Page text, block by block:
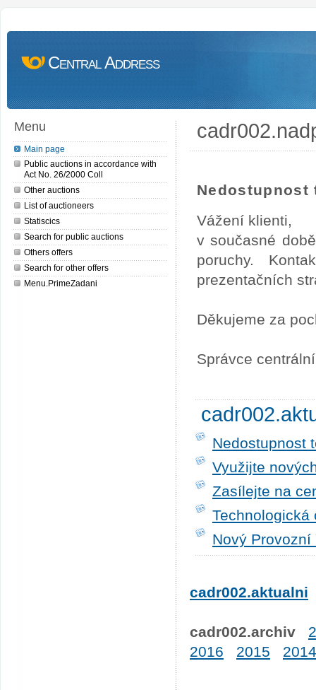
Central Address
Menu
Main page
Public auctions in accordance with
Act No. 26/2000 Coll
Other auctions
List of auctioneers
Statiscics
Search for public auctions
Others offers
Search for other offers
Menu.PrimeZadani
Nedostupnost
Vážení klienti,
v současné
poruchy.
prezentačních
Děkujeme za
Správce
Nedostupnost
Využijte
Zasílejte na
Technologická
Nový
cadr002.aktualni
cadr002.archiv
2016
2015 2014